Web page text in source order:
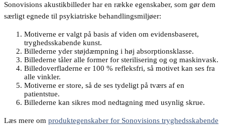
Sonovisions akustikbilleder har en række egenskaber, som gør dem
særligt egnede til psykiatriske behandlingsmiljøer:
Motiverne er valgt på basis af viden om evidensbaseret,
tryghedsskabende kunst.
Billederne yder støjdæmpning i høj absorptionsklasse.
Billederne tåler alle former for sterilisering og og maskinvask.
Billedoverfladerne er 100 % refleksfri, så motivet kan ses fra
alle vinkler.
Motiverne er store, så de ses tydeligt på tværs af en
patientstue.
Billederne kan sikres mod nedtagning med usynlig skrue.
Læs mere om produktegenskaber for Sonovisions tryghedsskabende